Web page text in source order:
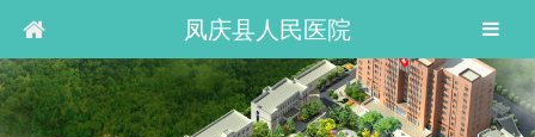
凤庆县人民医院